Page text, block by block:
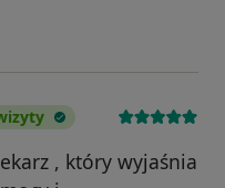
, który wyjaśnia